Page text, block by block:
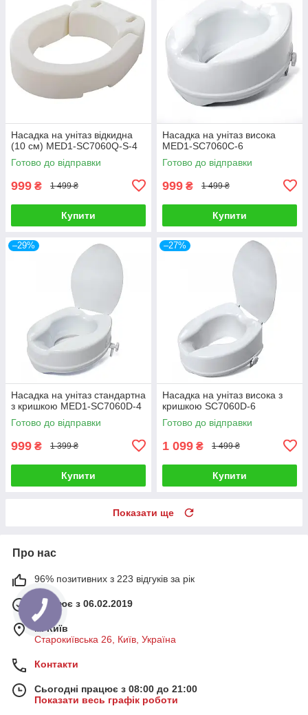
Насадка на унітаз відкидна
(10 см) MED1-SC7060Q-S-4
Готово до відправки
999 ₴ 1 499 ₴
Купити
Насадка на унітаз висока
MED1-SC7060C-6
Готово до відправки
999 ₴ 1 499 ₴
Купити
–29%
Насадка на унітаз стандартна
з кришкою MED1-SC7060D-4
Готово до відправки
999 ₴ 1 399 ₴
Купити
–27%
Насадка на унітаз висока з
кришкою SC7060D-6
Готово до відправки
1 099 ₴ 1 499 ₴
Купити
Показати ще
Про нас
96% позитивних з 223 відгуків за рік
Працює з 06.02.2019
м. Київ
Старокиївська 26, Київ, Україна
Контакти
Сьогодні працює з 08:00 до 21:00
Показати весь графік роботи